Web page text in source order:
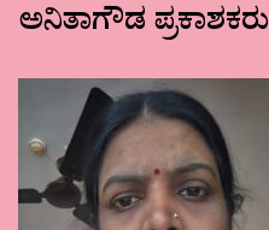
ಅನಿತಾಗೌಡ ಪ್ರಕಾಶಕರು